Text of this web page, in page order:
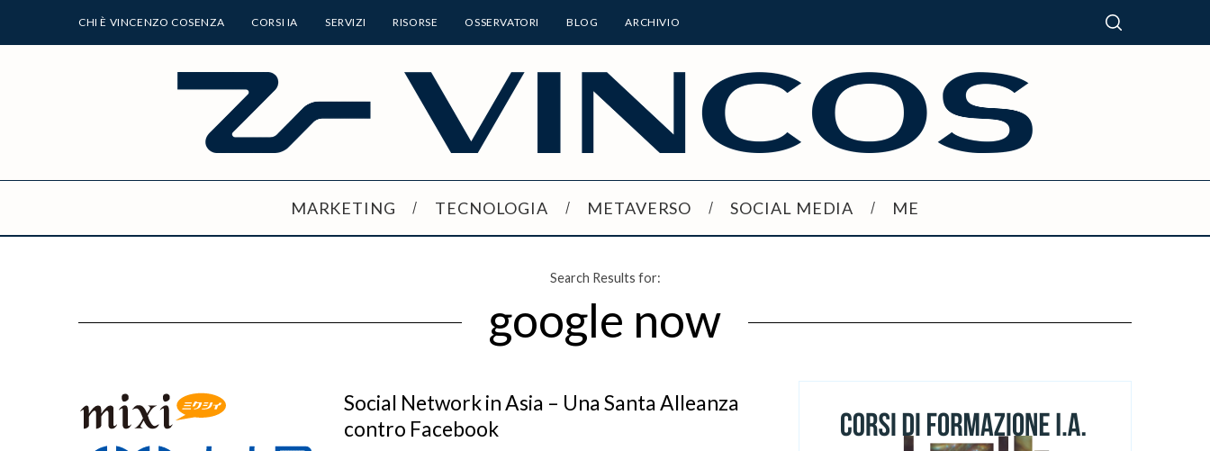
CHI È VINCENZO COSENZA CORSI IA SERVIZI RISORSE OSSERVATORI BLOG ARCHIVIO
MARKETING TECNOLOGIA METAVERSO SOCIAL MEDIA ME
Search Results for:
google now
Social Network in Asia – Una Santa Alleanza
contro Facebook